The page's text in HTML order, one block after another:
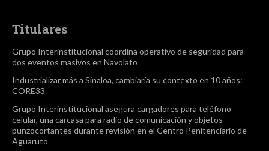
Titulares
Grupo Interinstitucional coordina operativo de seguridad para
dos eventos masivos en Navolato
Industrializar más a Sinaloa, cambiaría su contexto en 10 años:
CORE33
Grupo Interinstitucional asegura cargadores para teléfono
celular, una carcasa para radio de comunicación y objetos
punzocortantes durante revisión en el Centro Penitenciario de
Aguaruto